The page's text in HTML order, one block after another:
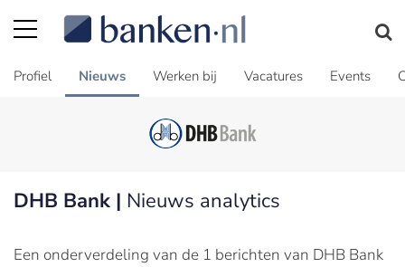
Profiel Nieuws Werken bij Vacatures Events
DHB Bank | Nieuws analytics
Een onderverdeling van de 1 berichten van DHB Bank